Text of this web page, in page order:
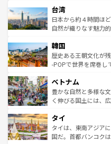
ならではの贅沢な旅のスタイルだ。
情報はコンテンツ一覧
れるおもてなしの心
人々、おいしいロー
ク、伝統的なフラダ
ワイを、存分に味わってほしい。 なお
はコンテンツ一覧を
リアリーフや大陸中
ク）、タスマニアの
ど、見どころがたく
いる。アクティビテ
ビング、ハイキング
い。オーストラリア
参照してほしい。
台湾
日本から約４時間ほ
自然が織りなす魅力
ン）、静ひつな山岳
と山間の静けさが共
驚きをもたらしてく
容にもいいと評判の
が味わえる
照してほしい。
韓国
歴史ある王朝文化が
-POPで世界を席巻し
き、地方に足を延ば
できる。そして、キ
まで、さまざまな韓
リティに包まれなが
覧を参照してほしい。
ベトナム
豊かな自然と多様な
く伸びる国土には、
急速な発展と共に伝
ーチミン市のフラン
醸し出している。ま
タイ
タイは、東南アジア
国だ。首都バンコク